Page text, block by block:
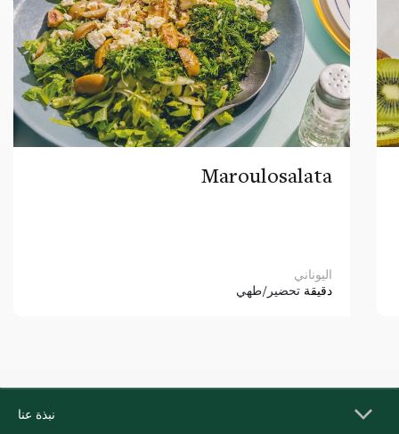
Maroulosalata
اليوناني
دقيقة تحضير/طهي
نبذة عنا